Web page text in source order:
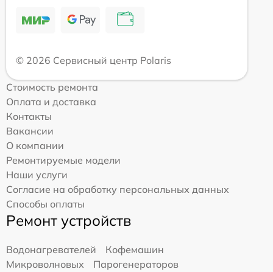
© 2026 Сервисный центр Polaris
Стоимость ремонта
Оплата и доставка
Контакты
Вакансии
О компании
Ремонтируемые модели
Наши услуги
Согласие на обработку персональных данных
Способы оплаты
Ремонт устройств
Водонагревателей
Кофемашин
Микроволновых
Парогенераторов